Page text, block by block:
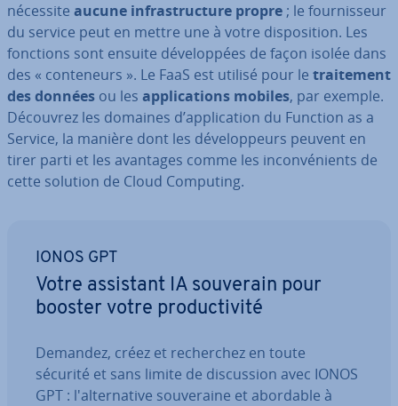
nécessite aucune in­fras­truc­ture propre ; le four­nis­seur
du service peut en mettre une à votre dis­po­si­tion. Les
fonctions sont ensuite dé­ve­lop­pées de façon isolée dans
des « con­te­neurs ». Le FaaS est utilisé pour le trai­te­ment
des données ou les ap­pli­ca­tions mobiles, par exemple.
Découvrez les domaines d’ap­pli­ca­tion du Function as a
Service, la manière dont les dé­ve­lop­peurs peuvent en
tirer parti et les avantages comme les in­con­vé­nients de
cette solution de Cloud Computing.
IONOS GPT
Votre assistant IA souverain pour
booster votre pro­duc­ti­vité
Demandez, créez et re­cher­chez en toute
sécurité et sans limite de dis­cus­sion avec IONOS
GPT : l'al­ter­na­tive sou­ve­raine et abordable à